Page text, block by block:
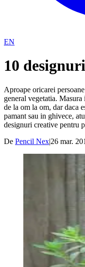
EN
10
Aproape oricarei
general vegetatia.
de la om la om, dar daca
pamant sau in ghivece,
designuri creative pentru
De Pencil Nex|26 mar.